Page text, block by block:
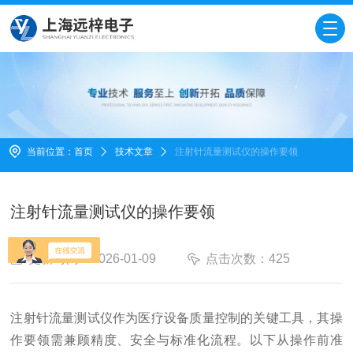
当前位置： 首页 技术文章 注射针流量测试仪的操作要领
注射针流量测试仪的操作要领
更新时间：2026-01-09 点击次数：425
注射针流量测试仪作为医疗设备质量控制的关键工具，其操
作要领需兼顾精度、安全与标准化流程。以下从操作前准